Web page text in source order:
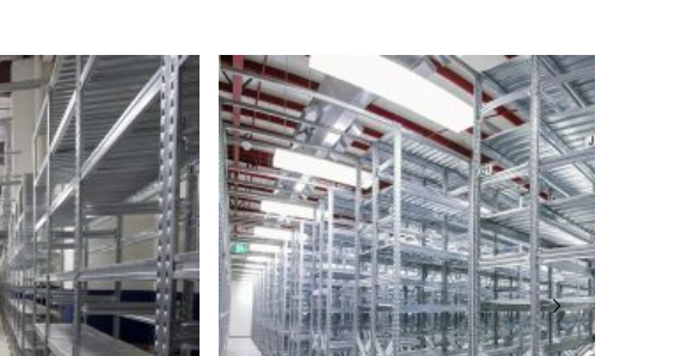
Herstellerangabe gemäß GPSR-Verordnung
Metalsistem
Viale dell’Industria 2
38068 Rovereto
Italy
Telefonnummer: +39 0464 303030